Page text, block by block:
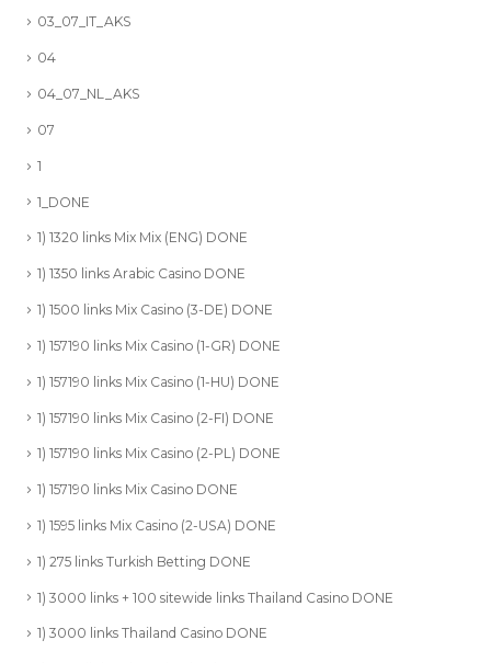
03_07_IT_AKS
04
04_07_NL_AKS
07
1
1_DONE
1) 1320 links Mix Mix (ENG) DONE
1) 1350 links Arabic Casino DONE
1) 1500 links Mix Casino (3-DE) DONE
1) 157190 links Mix Casino (1-GR) DONE
1) 157190 links Mix Casino (1-HU) DONE
1) 157190 links Mix Casino (2-FI) DONE
1) 157190 links Mix Casino (2-PL) DONE
1) 157190 links Mix Casino DONE
1) 1595 links Mix Casino (2-USA) DONE
1) 275 links Turkish Betting DONE
1) 3000 links + 100 sitewide links Thailand Casino DONE
1) 3000 links Thailand Casino DONE